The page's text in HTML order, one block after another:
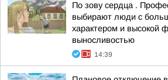
По зову сердца .
выбирают люди с
характером и высокой
выносливостью
14:39